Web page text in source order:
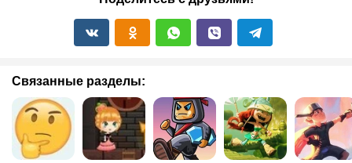
Связанные разделы: